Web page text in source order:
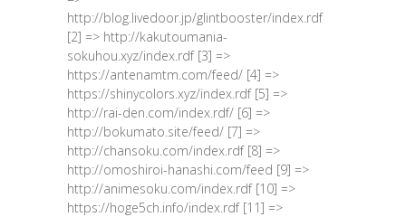
http://blog.livedoor.jp/glintbooster/index.rdf
[2] => http://kakutoumania-
sokuhou.xyz/index.rdf [3] =>
https://antenamtm.com/feed/ [4] =>
https://shinycolors.xyz/index.rdf [5] =>
http://rai-den.com/index.rdf/ [6] =>
http://bokumato.site/feed/ [7] =>
http://chansoku.com/index.rdf [8] =>
http://omoshiroi-hanashi.com/feed [9] =>
http://animesoku.com/index.rdf [10] =>
https://hoge5ch.info/index.rdf [11] =>